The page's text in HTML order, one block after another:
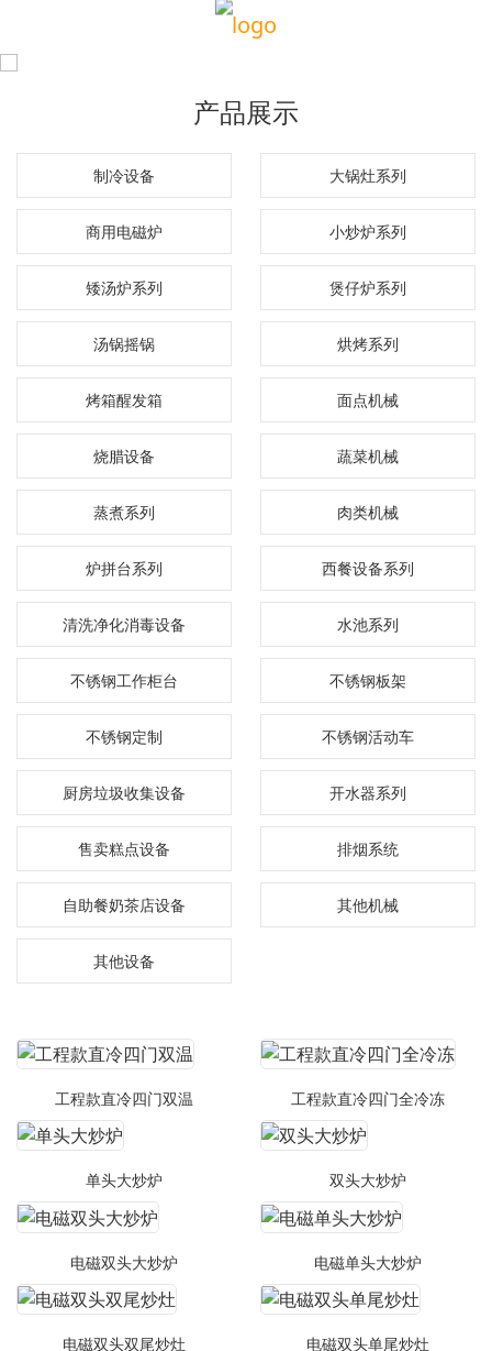
产品展示
制冷设备 大锅灶系列
商用电磁炉 小炒炉系列
矮汤炉系列 煲仔炉系列
汤锅摇锅 烘烤系列
烤箱醒发箱 面点机械
烧腊设备 蔬菜机械
蒸煮系列 肉类机械
炉拼台系列 西餐设备系列
清洗净化消毒设备 水池系列
不锈钢工作柜台 不锈钢板架
不锈钢定制 不锈钢活动车
厨房垃圾收集设备 开水器系列
售卖糕点设备 排烟系统
自助餐奶茶店设备 其他机械
其他设备
工程款直冷四门双温 工程款直冷四门全冷冻
单头大炒炉 双头大炒炉
电磁双头大炒炉 电磁单头大炒炉
电磁双头双尾炒灶 电磁双头单尾炒灶